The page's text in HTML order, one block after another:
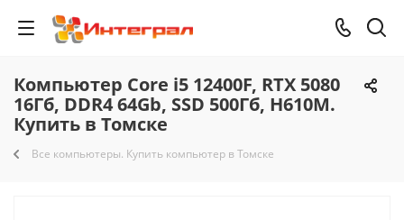
Компьютер Core i5 12400F, RTX 5080
16Гб, DDR4 64Gb, SSD 500Гб, H610M.
Купить в Томске
Все компьютеры. Купить компьютер в Томске